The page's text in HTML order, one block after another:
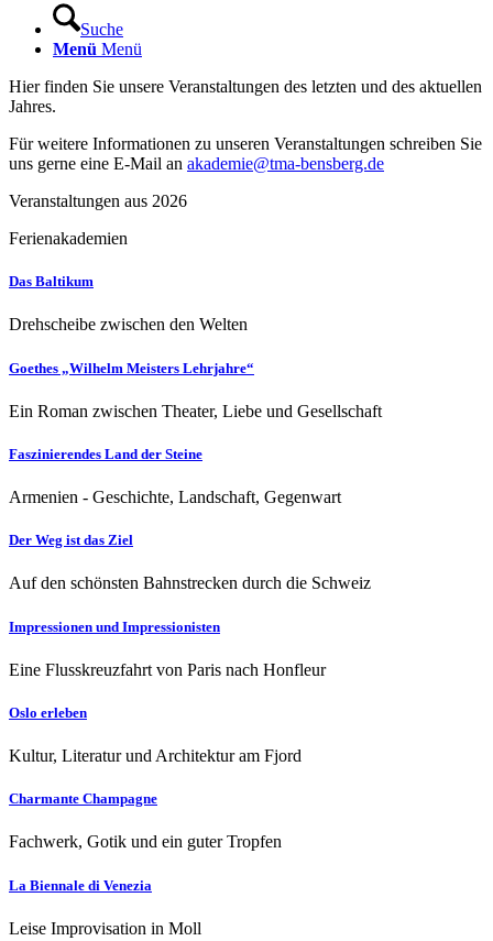
Suche
Menü Menü
Hier finden Sie unsere Veranstaltungen des letzten und des aktuellen
Jahres.
Für weitere Informationen zu unseren Veranstaltungen schreiben Sie
uns gerne eine E-Mail an akademie@tma-bensberg.de
Veranstaltungen aus 2026
Ferienakademien
Das Baltikum
Drehscheibe zwischen den Welten
Goethes „Wilhelm Meisters Lehrjahre“
Ein Roman zwischen Theater, Liebe und Gesellschaft
Faszinierendes Land der Steine
Armenien - Geschichte, Landschaft, Gegenwart
Der Weg ist das Ziel
Auf den schönsten Bahnstrecken durch die Schweiz
Impressionen und Impressionisten
Eine Flusskreuzfahrt von Paris nach Honfleur
Oslo erleben
Kultur, Literatur und Architektur am Fjord
Charmante Champagne
Fachwerk, Gotik und ein guter Tropfen
La Biennale di Venezia
Leise Improvisation in Moll